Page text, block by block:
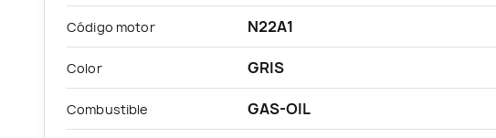
Código motor N22A1
Color GRIS
Combustible GAS-OIL